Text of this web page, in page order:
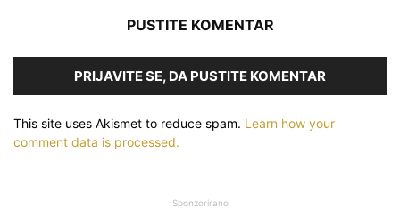
PUSTITE KOMENTAR
PRIJAVITE SE, DA PUSTITE KOMENTAR
This site uses Akismet to reduce spam. Learn how your
comment data is processed.
Sponzorirano